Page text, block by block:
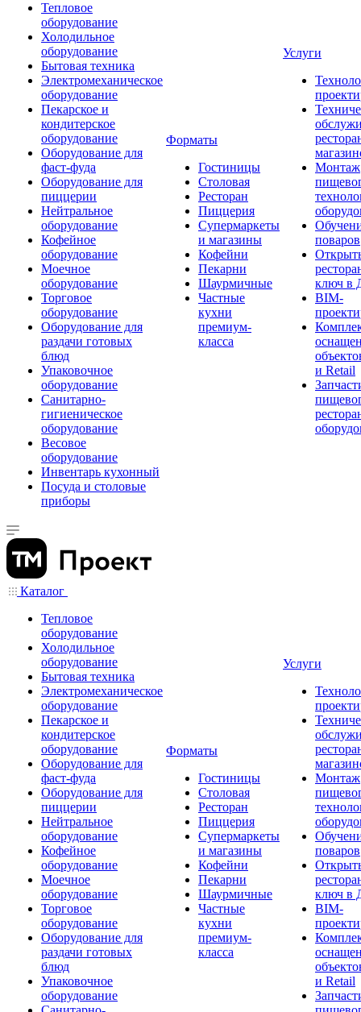
Тепловое
оборудование
Холодильное
оборудование
Бытовая техника
Электромеханическое
оборудование
Пекарское и
кондитерское
оборудование
Оборудование для
фаст-фуда
Оборудование для
пиццерии
Нейтральное
оборудование
Кофейное
оборудование
Моечное
оборудование
Торговое
оборудование
Оборудование для
раздачи готовых
блюд
Упаковочное
оборудование
Санитарно-
гигиеническое
оборудование
Весовое
оборудование
Инвентарь кухонный
Посуда и столовые
приборы
Форматы
Гостиницы
Столовая
Ресторан
Пиццерия
Супермаркеты
и магазины
Кофейни
Пекарни
Шаурмичные
Частные
кухни
премиум-
класса
Услуги
Монтаж
поваров
ключ в
BIM-
и Retail
Каталог
Тепловое
оборудование
Холодильное
оборудование
Бытовая техника
Электромеханическое
оборудование
Пекарское и
кондитерское
оборудование
Оборудование для
фаст-фуда
Оборудование для
пиццерии
Нейтральное
оборудование
Кофейное
оборудование
Моечное
оборудование
Торговое
оборудование
Оборудование для
раздачи готовых
блюд
Упаковочное
оборудование
Форматы
Гостиницы
Столовая
Ресторан
Пиццерия
Супермаркеты
и магазины
Кофейни
Пекарни
Шаурмичные
Частные
кухни
премиум-
класса
Услуги
Монтаж
поваров
ключ в
BIM-
и Retail